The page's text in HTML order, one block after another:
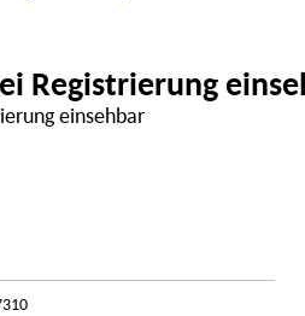
Registrierung
einsehbar